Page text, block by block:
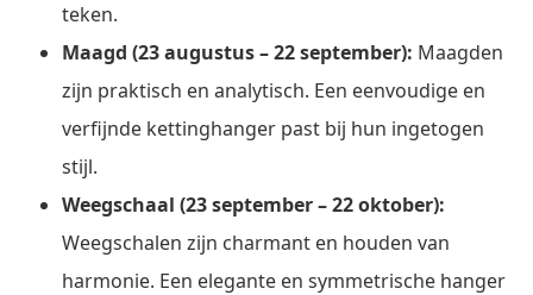
teken.
Maagd (23 augustus – 22 september): Maagden
zijn praktisch en analytisch. Een eenvoudige en
verfijnde kettinghanger past bij hun ingetogen
stijl.
Weegschaal (23 september – 22 oktober):
Weegschalen zijn charmant en houden van
harmonie. Een elegante en symmetrische hanger